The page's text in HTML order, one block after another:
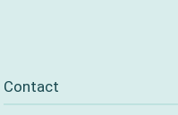
Contact